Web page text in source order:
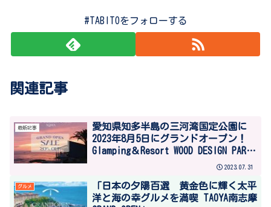
#TABITOをフォローする
関連記事
最新記事
愛知県知多半島の三河湾国定公園に
2023年8月5日にグランドオープン！
Glamping＆Resort WOOD DESIGN PARK
2023.07.31
グルメ
「日本の夕陽百選 黄金色に輝く太平
洋と海の幸グルメを満喫 TAOYA南志摩